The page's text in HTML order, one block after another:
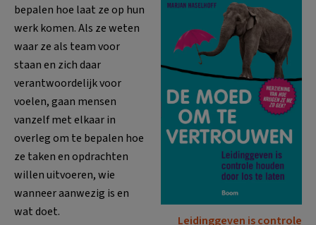
Leidinggeven is controle
bepalen hoe laat ze op hun
werk komen. Als ze weten
waar ze als team voor
staan en zich daar
verantwoordelijk voor
voelen, gaan mensen
vanzelf met elkaar in
overleg om te bepalen hoe
ze taken en opdrachten
willen uitvoeren, wie
wanneer aanwezig is en
wat doet.